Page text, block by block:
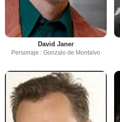
David Janer
Personaje : Gonzalo de Montalvo